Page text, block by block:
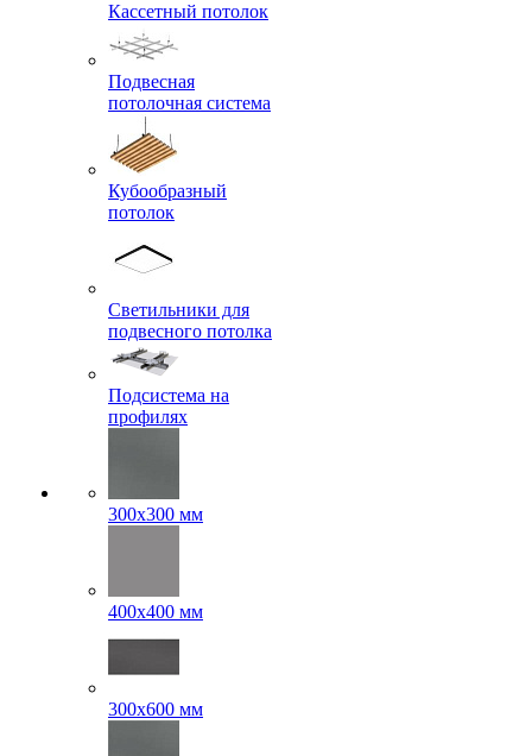
Кассетный потолок
Подвесная
потолочная система
Кубообразный
потолок
Светильники для
подвесного потолка
Подсистема на
профилях
300x300 мм
400х400 мм
300x600 мм